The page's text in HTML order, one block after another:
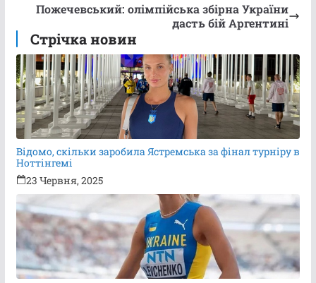
Пожечевський: олімпійська збірна України
дасть бій Аргентині
Стрічка новин
Відомо, скільки заробила Ястремська за фінал турніру в
Ноттінгемі
23 Червня, 2025